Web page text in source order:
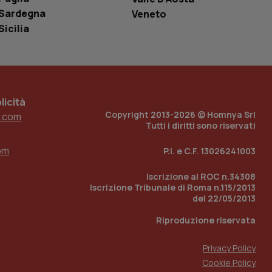
Veneto
Copyright 2013-2026 © Homnya Srl
Tutti i diritti sono riservati
P.I. e C.F. 13026241003
Iscrizione al ROC n.34308
Iscrizione Tribunale di Roma n.115/2013
del 22/05/2013
Riproduzione riservata
Privacy Policy
Cookie Policy
il sito, ma un
di accesso per
per mantenere
traccia
incorporati
del sito web sta
di